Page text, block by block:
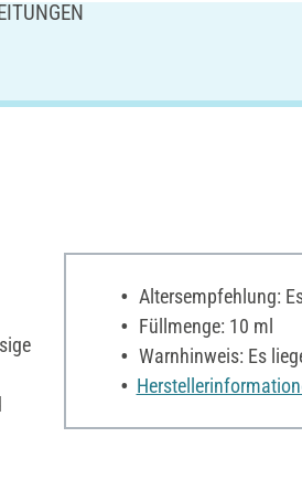
Altersempfehlung:
Füllmenge: 10 ml
Warnhinweis: Es